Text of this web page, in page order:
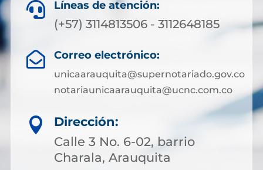
 Líneas de atención:
(+57) 3114813506 - 3112648185
 Correo electrónico:
unicaarauquita@supernotariado.gov.co
notariaunicaarauquita@ucnc.com.co

Dirección:
Calle 3 No. 6-02, barrio
Charala, Arauquita